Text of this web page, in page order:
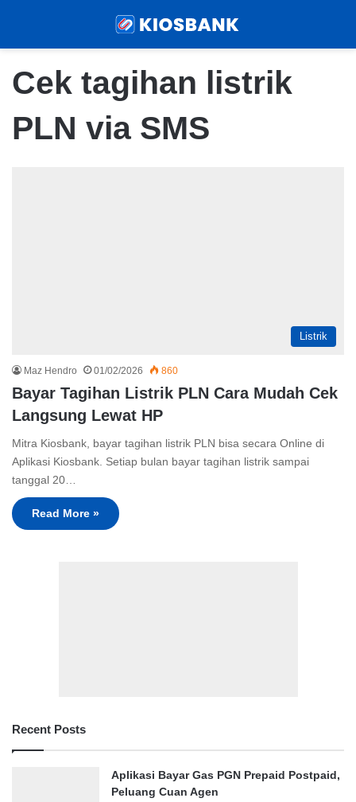
Cek tagihan listrik
PLN via SMS
Listrik
Maz Hendro 01/02/2026 860
Bayar Tagihan Listrik PLN Cara Mudah Cek
Langsung Lewat HP
Mitra Kiosbank, bayar tagihan listrik PLN bisa secara Online di
Aplikasi Kiosbank. Setiap bulan bayar tagihan listrik sampai
tanggal 20…
Read More »
Recent Posts
Aplikasi Bayar Gas PGN Prepaid Postpaid,
Peluang Cuan Agen